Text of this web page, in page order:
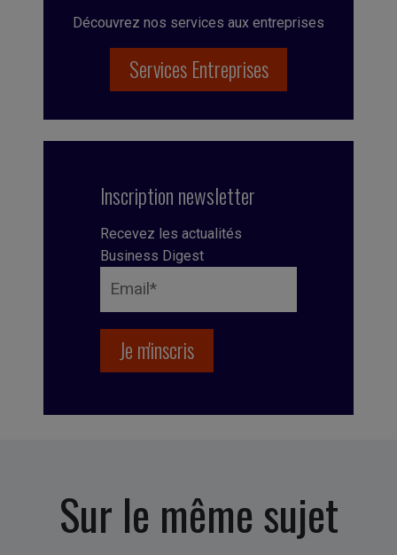
Découvrez nos services aux entreprises
Services Entreprises
Inscription newsletter
Recevez les actualités
Business Digest
Sur le même sujet